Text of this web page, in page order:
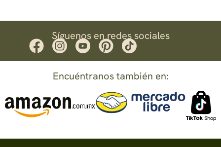
Síguenos en redes sociales
Encuéntranos también en: